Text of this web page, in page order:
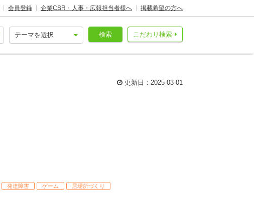
会員登録 企業CSR・人事・広報担当者様へ 掲載希望の方へ
こだわり検索
検索
更新日：2025-03-01
発達障害 ゲーム 居場所づくり